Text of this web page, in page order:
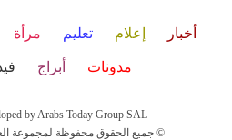
أخبار إعلام تعليم مرأة
مدونات أبراج
by Arabs Today Group SAL
جميع الحقوق محفوظة لمجموعة العرب اليوم الاعلامية 2025 ©